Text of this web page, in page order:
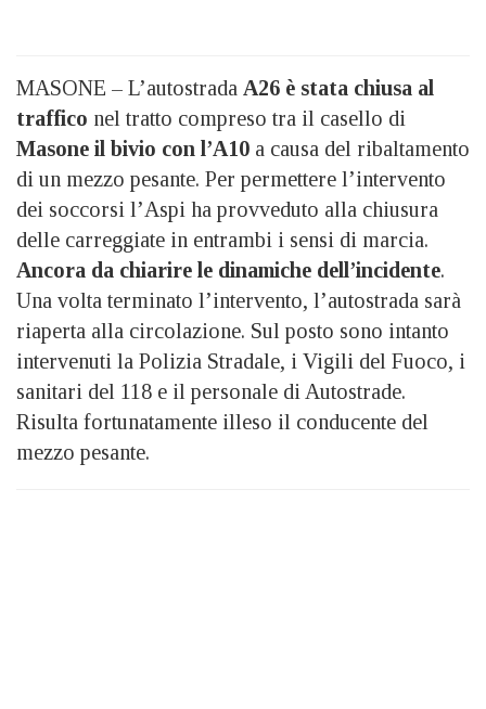
MASONE – L’autostrada A26 è stata chiusa al
traffico nel tratto compreso tra il casello di
Masone il bivio con l’A10 a causa del ribaltamento
di un mezzo pesante. Per permettere l’intervento
dei soccorsi l’Aspi ha provveduto alla chiusura
delle carreggiate in entrambi i sensi di marcia.
Ancora da chiarire le dinamiche dell’incidente.
Una volta terminato l’intervento, l’autostrada sarà
riaperta alla circolazione. Sul posto sono intanto
intervenuti la Polizia Stradale, i Vigili del Fuoco, i
sanitari del 118 e il personale di Autostrade.
Risulta fortunatamente illeso il conducente del
mezzo pesante.